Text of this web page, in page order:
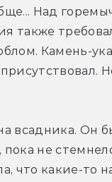
Над
также
Камень-
всадника. Он
не
что какие-то